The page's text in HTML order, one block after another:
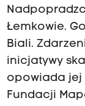
Łemkowie.
Biali.
inicjatywy
opowiada jej
Fundacji